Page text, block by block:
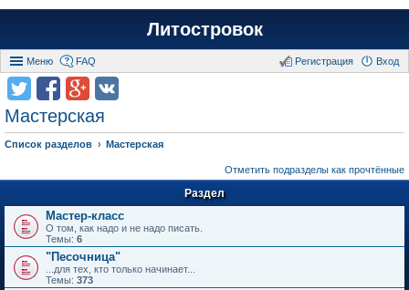
Литостровок
Меню FAQ Вход
Регистрация
Мастерская
Список разделов Мастерская
Отметить подразделы как прочтённые
Раздел
Мастер-класс
О том, как надо и не надо писать.
Темы: 6
"Песочница"
...для тех, кто только начинает...
Темы: 373